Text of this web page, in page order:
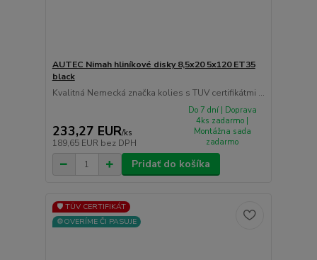
AUTEC Nimah hliníkové disky 8,5x20 5x120 ET35
black
Kvalitná Nemecká značka kolies s TUV certifikátmi ...
233,27 EUR/ks
189,65 EUR bez DPH
Do 7 dní | Doprava
4ks zadarmo |
Montážna sada
zadarmo
Pridať do košíka
🛡️ TÜV CERTIFIKÁT
⚙️OVERÍME ČI PASUJE